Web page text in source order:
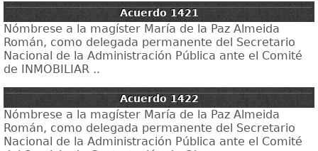
Acuerdo 1421
Nómbrese a la magíster María de la Paz Almeida
Román, como delegada permanente del Secretario
Nacional de la Administración Pública ante el Comité
de INMOBILIAR ..
Acuerdo 1422
Nómbrese a la magíster María de la Paz Almeida
Román, como delegada permanente del Secretario
Nacional de la Administración Pública ante el Comité